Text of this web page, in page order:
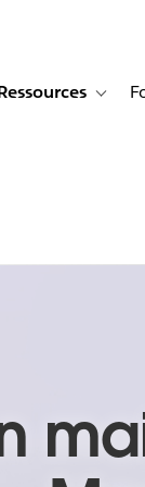
Témoignages clients
sub-navigation for
Toggle